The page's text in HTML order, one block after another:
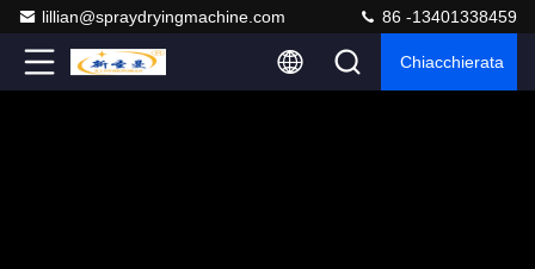
lillian@spraydryingmachine.com 86 -13401338459
Chiacchierata